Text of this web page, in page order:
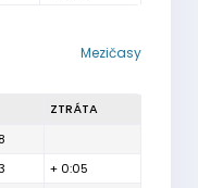
Mezičasy
ZTRÁTA
+ 0:05